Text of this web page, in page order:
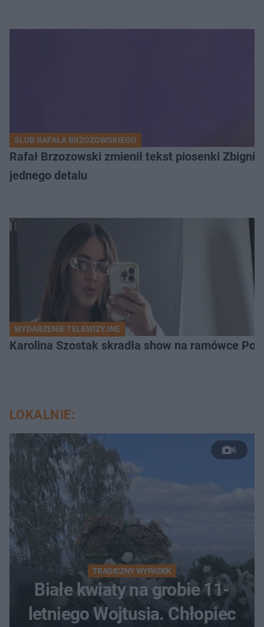
ŚLUB RAFAŁA BRZOZOWSKIEGO
Rafał Brzozowski zmienił tekst piosenki
jednego detalu
WYDARZENIE TELEWIZYJNE
Karolina Szostak skradła show na ramówce
LOKALNIE:
6
TRAGICZNY WYPADEK
Białe kwiaty na grobie 11-
letniego Wojtusia. Chłopiec